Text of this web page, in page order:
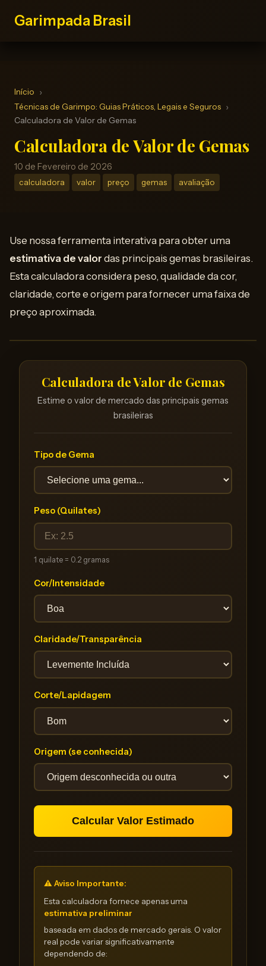
Garimpada Brasil
Início
Técnicas de Garimpo: Guias Práticos, Legais e Seguros
Calculadora de Valor de Gemas
Calculadora de Valor de Gemas
10 de Fevereiro de 2026
calculadora valor preço gemas avaliação
Use nossa ferramenta interativa para obter uma
estimativa de valor das principais gemas brasileiras.
Esta calculadora considera peso, qualidade da cor,
claridade, corte e origem para fornecer uma faixa de
preço aproximada.
Calculadora de Valor de Gemas
Estime o valor de mercado das principais gemas
brasileiras
Tipo de Gema
Peso (Quilates)
1 quilate = 0.2 gramas
Cor/Intensidade
Claridade/Transparência
Corte/Lapidagem
Origem (se conhecida)
Calcular Valor Estimado
⚠️ Aviso Importante:
Esta calculadora fornece apenas uma
estimativa preliminar
baseada em dados de mercado gerais. O valor
real pode variar significativamente
dependendo de: